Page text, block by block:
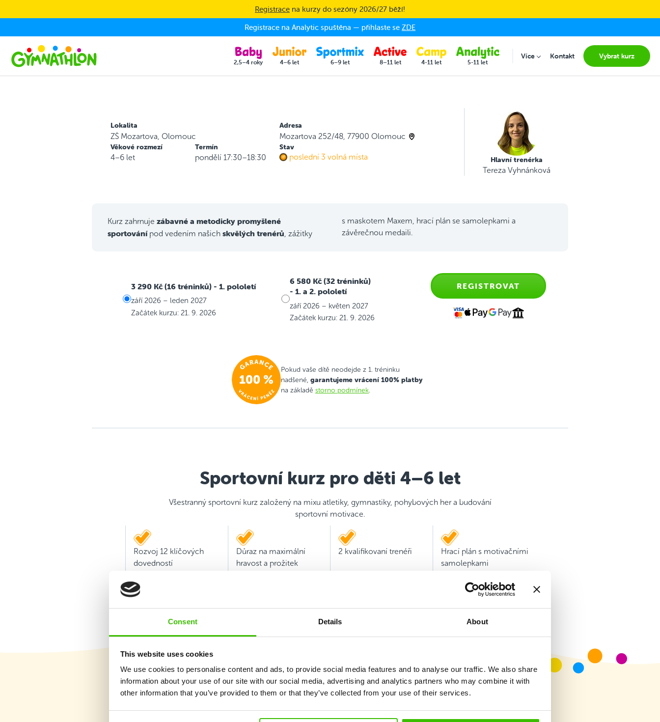
Consent Details About
This website uses cookies
We use cookies to personalise content and ads, to provide social media features and to analyse our traffic. We also share
information about your use of our site with our social media, advertising and analytics partners who may combine it with
other information that you’ve provided to them or that they’ve collected from your use of their services.
Registrace na kurzy do sezóny 2026/27 běží!
Registrace na Analytic spuštěna — přihlaste se ZDE
2,5–4 roky 4–6 let 6–9 let 8–11 let 4-11 let 5-11 let
VíceSubmenu for "Více"
Kontakt Vybrat kurz
Lokalita
ZŠ Mozartova, Olomouc
Adresa
Mozartova 252/48, 77900 Olomouc
Věkové rozmezí
4–6 let
Termín
pondělí 17:30–18:30
Stav
poslední 3 volná místa Hlavní trenérka
Tereza Vyhnánková
Kurz zahrnuje zábavné a metodicky promyšlené
sportovánípod vedením našich skvělých trenérů , zážitky
s maskotem Maxem, hrací plán se samolepkami a
závěrečnou medaili.
3 290 Kč (16 tréninků) - 1. pololetí
září 2026 – leden 2027
Začátek kurzu: 21. 9. 2026
6 580 Kč (32 tréninků)
- 1. a 2. pololetí
září 2026 – květen 2027
Začátek kurzu: 21. 9. 2026
REGISTROVAT
Pokud vaše dítě neodejde z 1. tréninku
nadšené, garantujeme vrácení 100% platby
na základě storno podmínek
Sportovní kurz pro děti 4–6 let
Všestranný sportovní kurz založený na mixu atletiky, gymnastiky, pohybových her a budování
sportovní motivace.
Rozvoj 12 klíčových
dovedností
Důraz na maximální
hravost a prožitek
2 kvalifikovaní trenéři
Hrací plán s motivačními
samolepkami